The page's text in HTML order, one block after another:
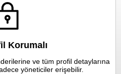
Korumalı
ve tüm profil detaylarına
yöneticiler erişebilir.